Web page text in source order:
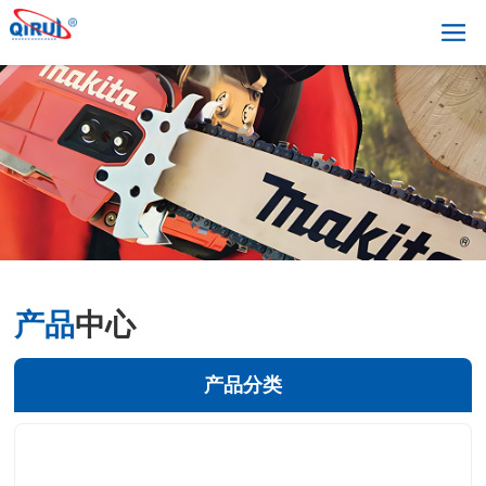
产品中心
产品分类